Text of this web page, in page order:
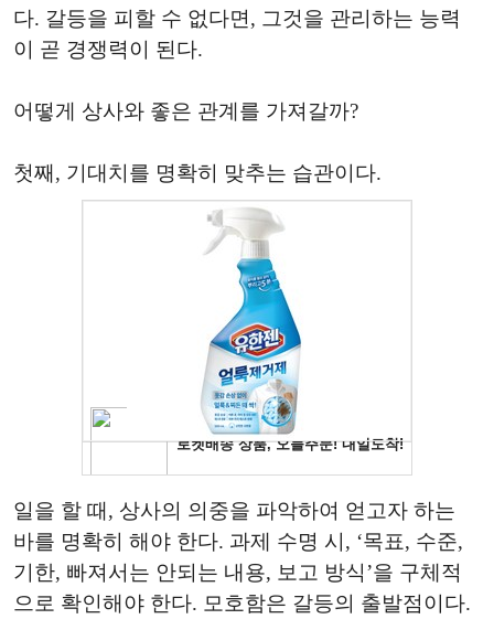
다. 갈등을 피할 수 없다면, 그것을 관리하는 능력
이 곧 경쟁력이 된다.
어떻게 상사와 좋은 관계를 가져갈까?
첫째, 기대치를 명확히 맞추는 습관이다.
일을 할 때, 상사의 의중을 파악하여 얻고자 하는
바를 명확히 해야 한다. 과제 수명 시, ‘목표, 수준,
기한, 빠져서는 안되는 내용, 보고 방식’을 구체적
으로 확인해야 한다. 모호함은 갈등의 출발점이다.